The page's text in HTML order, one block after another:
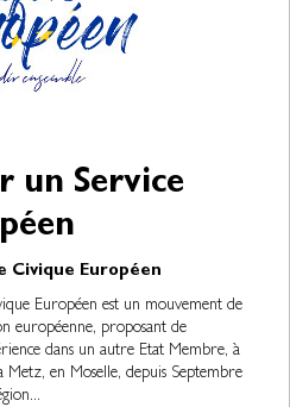
un Service
Civique Européen
Européen est un mouvement de
européenne, proposant de
dans un autre Etat Membre, à
Metz, en Moselle, depuis Septembre